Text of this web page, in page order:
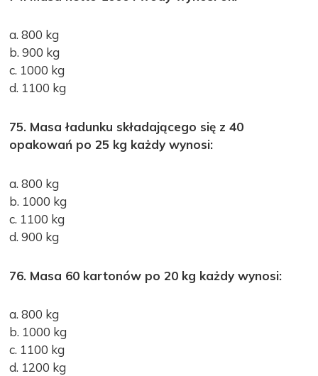
a. 800 kg
b. 900 kg
c. 1000 kg
d. 1100 kg
75. Masa ładunku składającego się z 40
opakowań po 25 kg każdy wynosi:
a. 800 kg
b. 1000 kg
c. 1100 kg
d. 900 kg
76. Masa 60 kartonów po 20 kg każdy wynosi:
a. 800 kg
b. 1000 kg
c. 1100 kg
d. 1200 kg